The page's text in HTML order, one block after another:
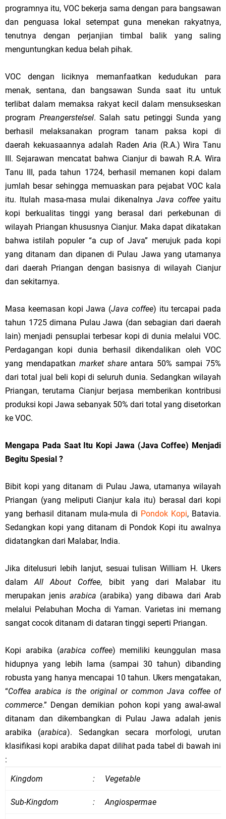
programnya itu, VOC bekerja sama dengan para bangsawan
dan penguasa lokal setempat guna menekan rakyatnya,
tenutnya dengan perjanjian timbal balik yang saling
menguntungkan kedua belah pihak.
VOC dengan liciknya memanfaatkan kedudukan para
menak, sentana, dan bangsawan Sunda saat itu untuk
terlibat dalam memaksa rakyat kecil dalam mensukseskan
program Preangerstelsel. Salah satu petinggi Sunda yang
berhasil melaksanakan program tanam paksa kopi di
daerah kekuasaannya adalah Raden Aria (R.A.) Wira Tanu
III. Sejarawan mencatat bahwa Cianjur di bawah R.A. Wira
Tanu III, pada tahun 1724, berhasil memanen kopi dalam
jumlah besar sehingga memuaskan para pejabat VOC kala
itu. Itulah masa-masa mulai dikenalnyaJava coffeeyaitu
kopi berkualitas tinggi yang berasal dari perkebunan di
wilayah Priangan khususnya Cianjur. Maka dapat dikatakan
bahwa istilah populer “a cup of Java” merujuk pada kopi
yang ditanam dan dipanen di Pulau Jawa yang utamanya
dari daerah Priangan dengan basisnya di wilayah Cianjur
dan sekitarnya.
Masa keemasan kopi Jawa (Java coffee) itu tercapai pada
tahun 1725 dimana Pulau Jawa (dan sebagian dari daerah
lain) menjadi pensuplai terbesar kopi di dunia melalui VOC.
Perdagangan kopi dunia berhasil dikendalikan oleh VOC
yang mendapatkan market shareantara 50% sampai 75%
dari total jual beli kopi di seluruh dunia. Sedangkan wilayah
Priangan, terutama Cianjur berjasa memberikan kontribusi
produksi kopi Jawa sebanyak 50% dari total yang disetorkan
ke VOC.
Mengapa Pada Saat Itu Kopi Jawa (Java Coffee) Menjadi
Begitu Spesial ?
Bibit kopi yang ditanam di Pulau Jawa, utamanya wilayah
Priangan (yang meliputi Cianjur kala itu) berasal dari kopi
yang berhasil ditanam mula-mula di Pondok Kopi, Batavia.
Sedangkan kopi yang ditanam di Pondok Kopi itu awalnya
didatangkan dari Malabar, India.
Jika ditelusuri lebih lanjut, sesuai tulisan William H. Ukers
dalamAll About Coffee, bibit yang dari Malabar itu
merupakan jenis arabica (arabika) yang dibawa dari Arab
melalui Pelabuhan Mocha di Yaman. Varietas ini memang
sangat cocok ditanam di dataran tinggi seperti Priangan.
Kopi arabika (arabica coffee) memiliki keunggulan masa
hidupnya yang lebih lama (sampai 30 tahun) dibanding
robusta yang hanya mencapai 10 tahun. Ukers mengatakan,
“Coffea arabica is the original or common Java coffee of
commerce.” Dengan demikian pohon kopi yang awal-awal
ditanam dan dikembangkan di Pulau Jawa adalah jenis
arabika (arabica). Sedangkan secara morfologi, urutan
klasifikasi kopi arabika dapat dilihat pada tabel di bawah ini
:
Kingdom
: Vegetable
Sub-Kingdom : Angiospermae